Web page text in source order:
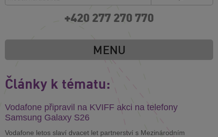
+420 277 270 770
MENU
Články k tématu:
Vodafone připravil na KVIFF akci na telefony
Samsung Galaxy S26
Vodafone letos slaví dvacet let partnerství s Mezinárodním